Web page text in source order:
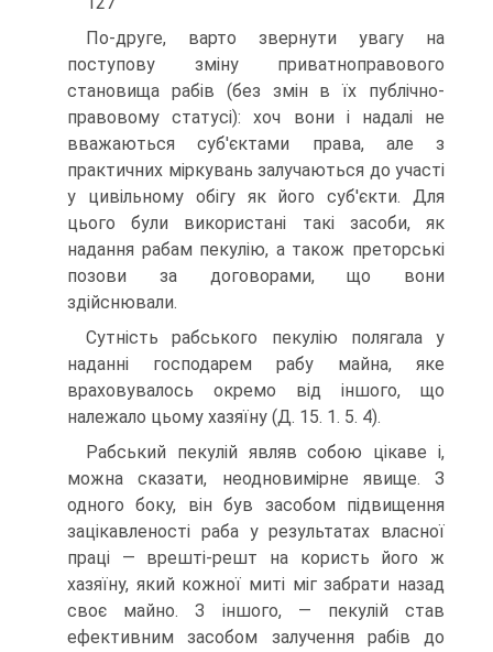
По-друге, варто звернути увагу на
поступову зміну приватноправового
становища рабів (без змін в їх публічно-
правовому статусі): хоч вони і надалі не
вважаються суб'єктами права, але з
практичних міркувань залучаються до участі
у цивільному обігу як його суб'єкти. Для
цього були використані такі засоби, як
надання рабам пекулію, а також преторські
позови за договорами, що вони
здійснювали.
Сутність рабського пекулію полягала у
наданні господарем рабу майна, яке
враховувалось окремо від іншого, що
належало цьому хазяїну (Д. 15. 1. 5. 4).
Рабський пекулій являв собою цікаве і,
можна сказати, неодновимірне явище. З
одного боку, він був засобом підвищення
зацікавленості раба у результатах власної
праці — врешті-решт на користь його ж
хазяїну, який кожної миті міг забрати назад
своє майно. З іншого, — пекулій став
ефективним засобом залучення рабів до